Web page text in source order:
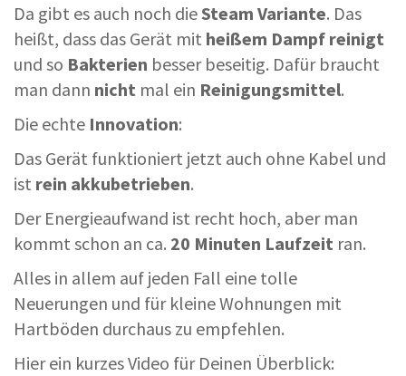
Da gibt es auch noch dieSteam Variante. Das
heißt, dass das Gerät mit heißem Dampf reinigt
und so Bakterien besser beseitig. Dafür braucht
man dann nicht mal ein Reinigungsmittel.
Die echte Innovation:
Das Gerät funktioniert jetzt auch ohne Kabel und
ist rein akkubetrieben.
Der Energieaufwand ist recht hoch, aber man
kommt schon an ca. 20 Minuten Laufzeit ran.
Alles in allem auf jeden Fall eine tolle
Neuerungen und für kleine Wohnungen mit
Hartböden durchaus zu empfehlen.
Hier ein kurzes Video für Deinen Überblick: